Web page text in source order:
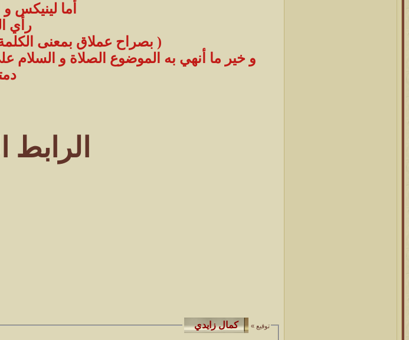
أما لينيكس
رأي
( بصراح عملاق بمعنى
و خير ما أنهي به الموضوع الصلاة و السلام
توقيع »